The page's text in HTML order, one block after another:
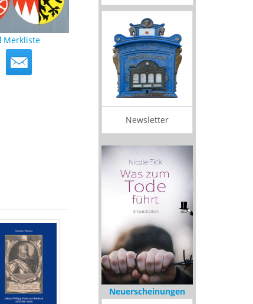
Merkliste
Newsletter
Neuerscheinungen